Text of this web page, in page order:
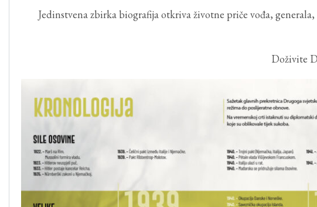
Jedinstvena zbirka biografija otkriva životne priče vođa,
Doživite